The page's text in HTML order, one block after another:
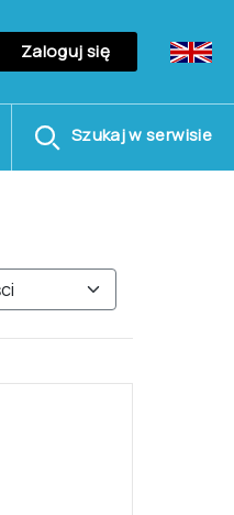
Zaloguj się
Szukaj w serwisie